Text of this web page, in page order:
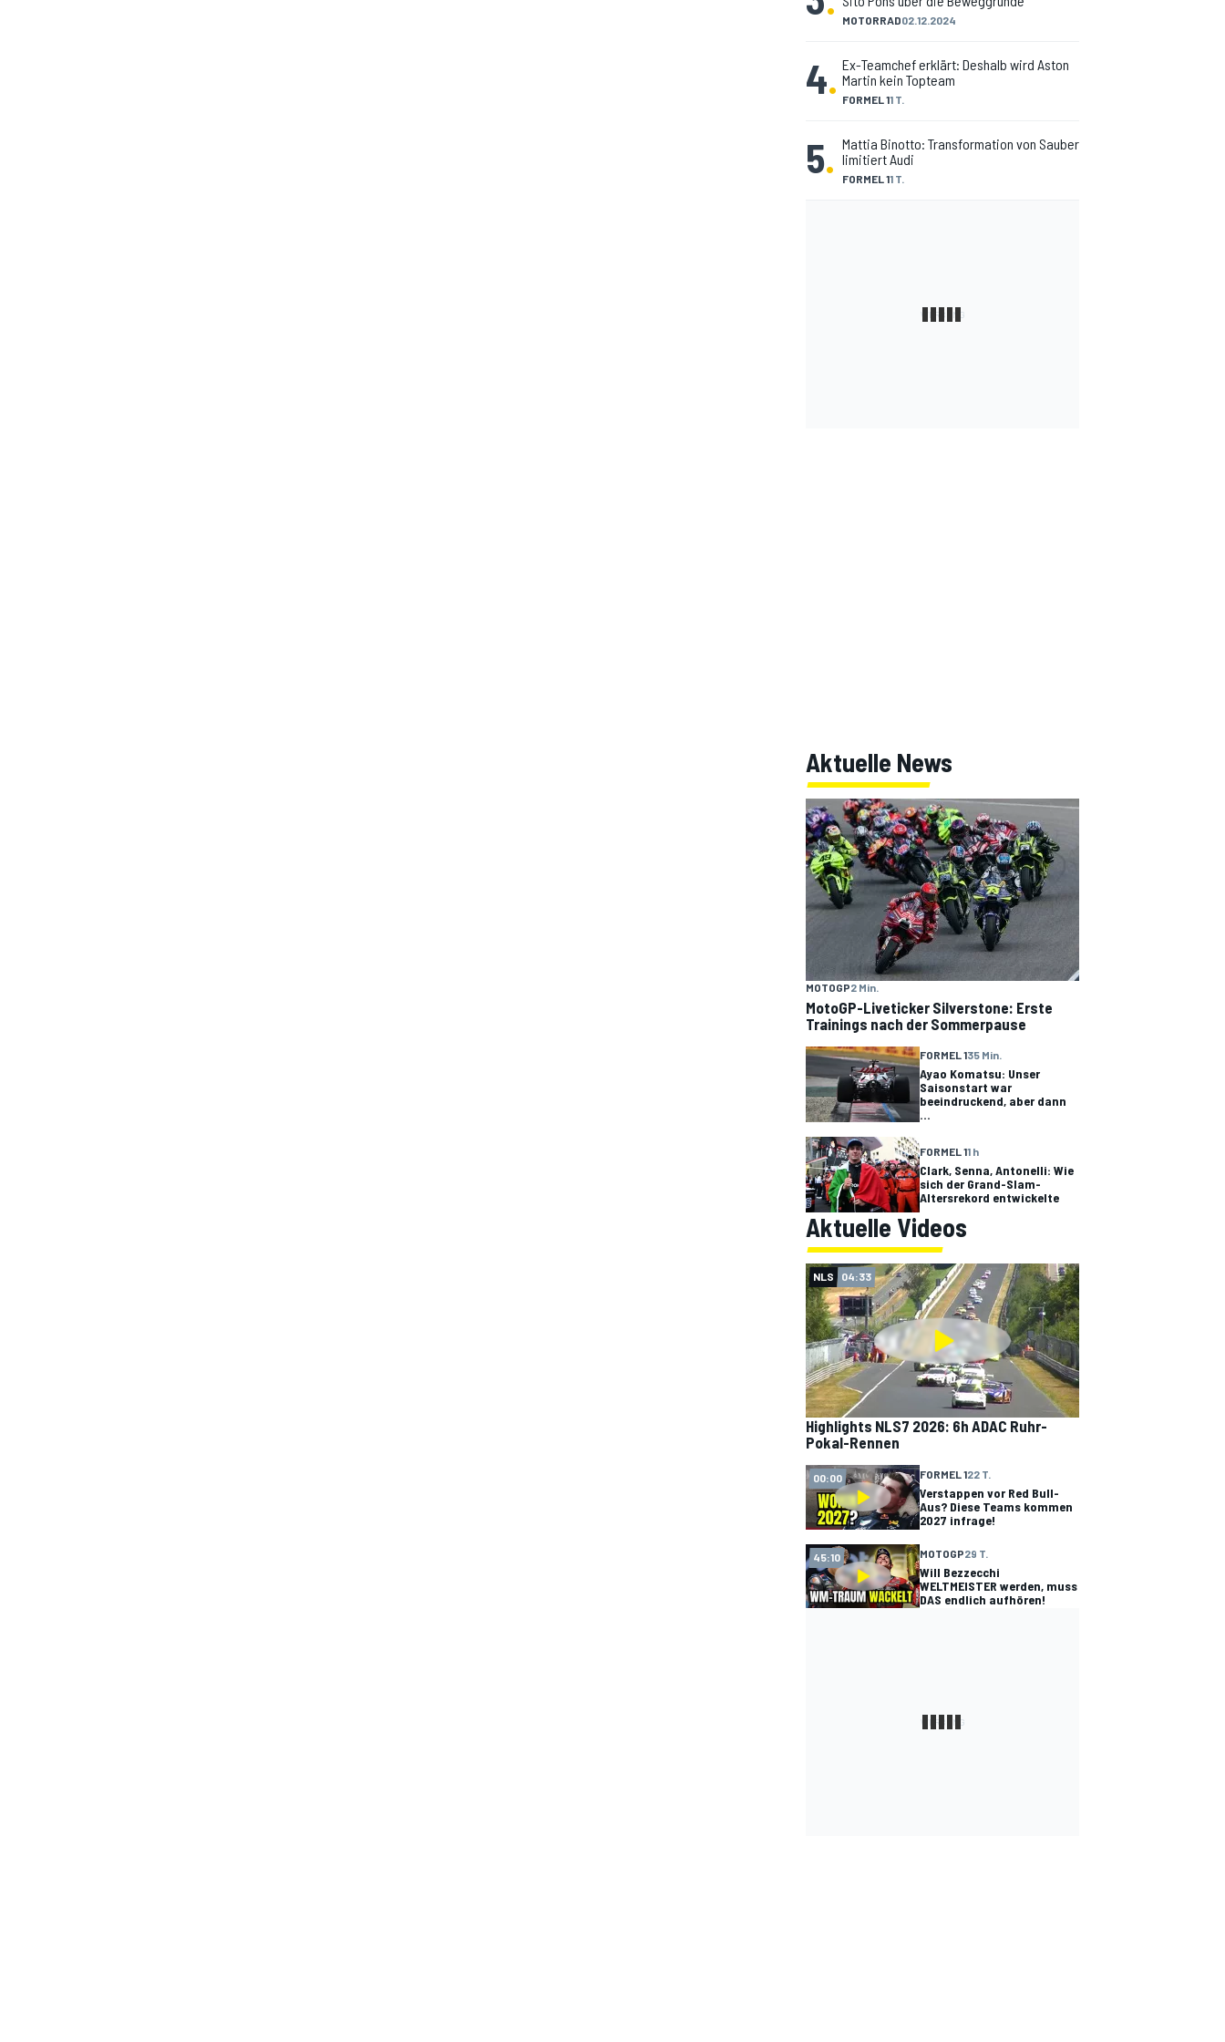
MOTORRAD02.12.2024
4. FORMEL 11 T.
Ex-Teamchef erklärt: Deshalb wird Aston
Martin kein Topteam
5. FORMEL 11 T.
Mattia Binotto: Transformation von Sauber
limitiert Audi
Aktuelle News
MOTOGP2 Min.
MotoGP-Liveticker Silverstone: Erste
Trainings nach der Sommerpause
FORMEL 135 Min.
Ayao Komatsu: Unser
Saisonstart war
beeindruckend, aber dann
...
FORMEL 11 h
Clark, Senna, Antonelli: Wie
sich der Grand-Slam-
Altersrekord entwickelte
Aktuelle Videos
NLS 04:33
Highlights NLS7 2026: 6h ADAC Ruhr-
Pokal-Rennen
00:00 FORMEL 122 T.
Verstappen vor Red Bull-
Aus? Diese Teams kommen
2027 infrage!
45:10 MOTOGP29 T.
Will Bezzecchi
WELTMEISTER werden, muss
DAS endlich aufhören!